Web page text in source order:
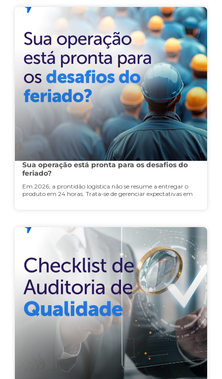
Sua operação está pronta para os desafios do
feriado?
Em 2026, a prontidão logística não se resume a entregar o
produto em 24 horas. Trata-se de gerenciar expectativas em